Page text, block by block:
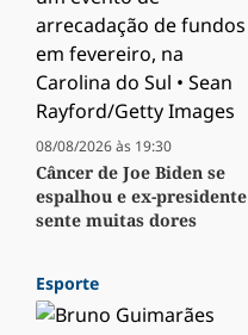
08/08/2026 às 19:30
Câncer de Joe Biden se
espalhou e ex-presidente
sente muitas dores
Esporte